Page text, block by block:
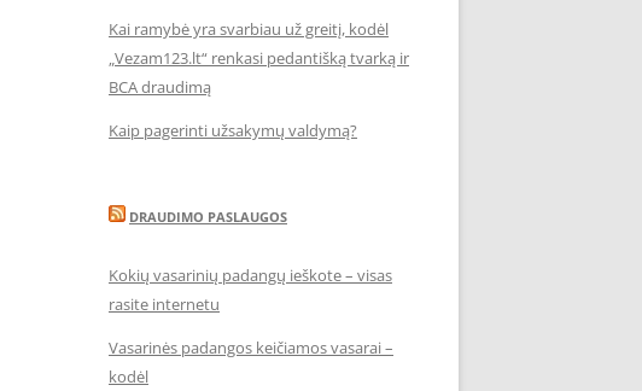
Kai ramybė yra svarbiau už greitį, kodėl
„Vezam123.lt“ renkasi pedantišką tvarką ir
BCA draudimą
Kaip pagerinti užsakymų valdymą?
DRAUDIMO PASLAUGOS
Kokių vasarinių padangų ieškote – visas
rasite internetu
Vasarinės padangos keičiamos vasarai –
kodėl